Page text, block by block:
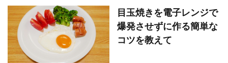
目玉焼きを電子レンジで
爆発させずに作る簡単な
コツを教えて